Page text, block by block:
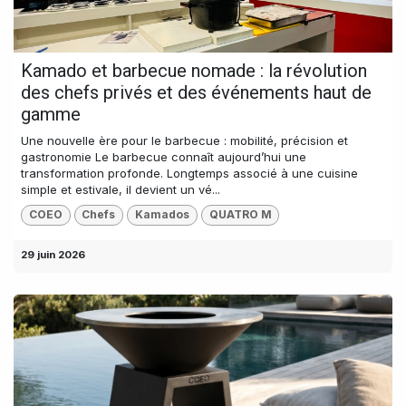
Kamado et barbecue nomade : la révolution
des chefs privés et des événements haut de
gamme
Une nouvelle ère pour le barbecue : mobilité, précision et
gastronomie Le barbecue connaît aujourd’hui une
transformation profonde. Longtemps associé à une cuisine
simple et estivale, il devient un vé...
COEO Chefs Kamados QUATRO M
29 juin 2026